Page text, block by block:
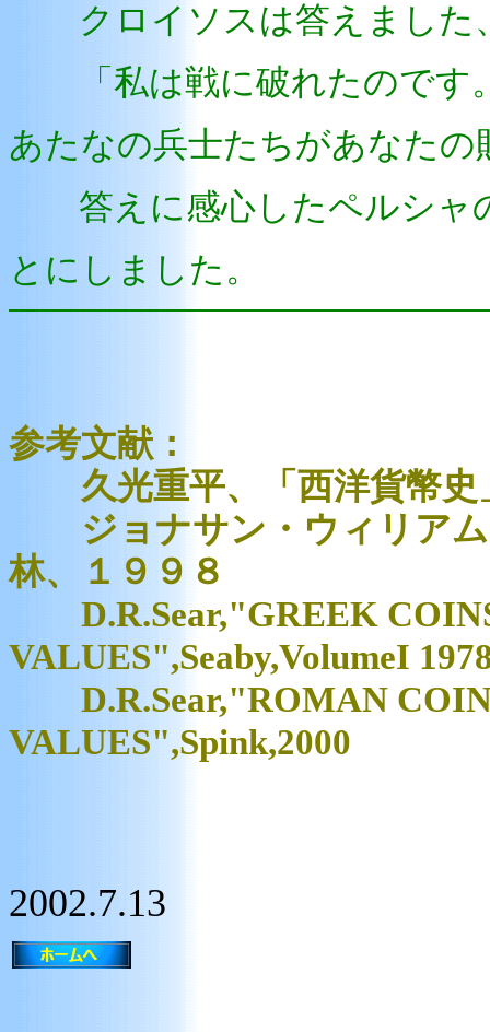
クロイソスは答えました
「私は戦に破れたのです
あたなの兵士たちがあなた
答えに感心したペルシャ
とにしました。
参考文献：
久光重平、「西洋貨幣史
ジョナサン・ウィリアム
林、１９９８
D.R.Sear,"GREEK
VALUES",Seaby,VolumeI
D.R.Sear,"ROMAN
VALUES",Spink,2000
2002.7.13